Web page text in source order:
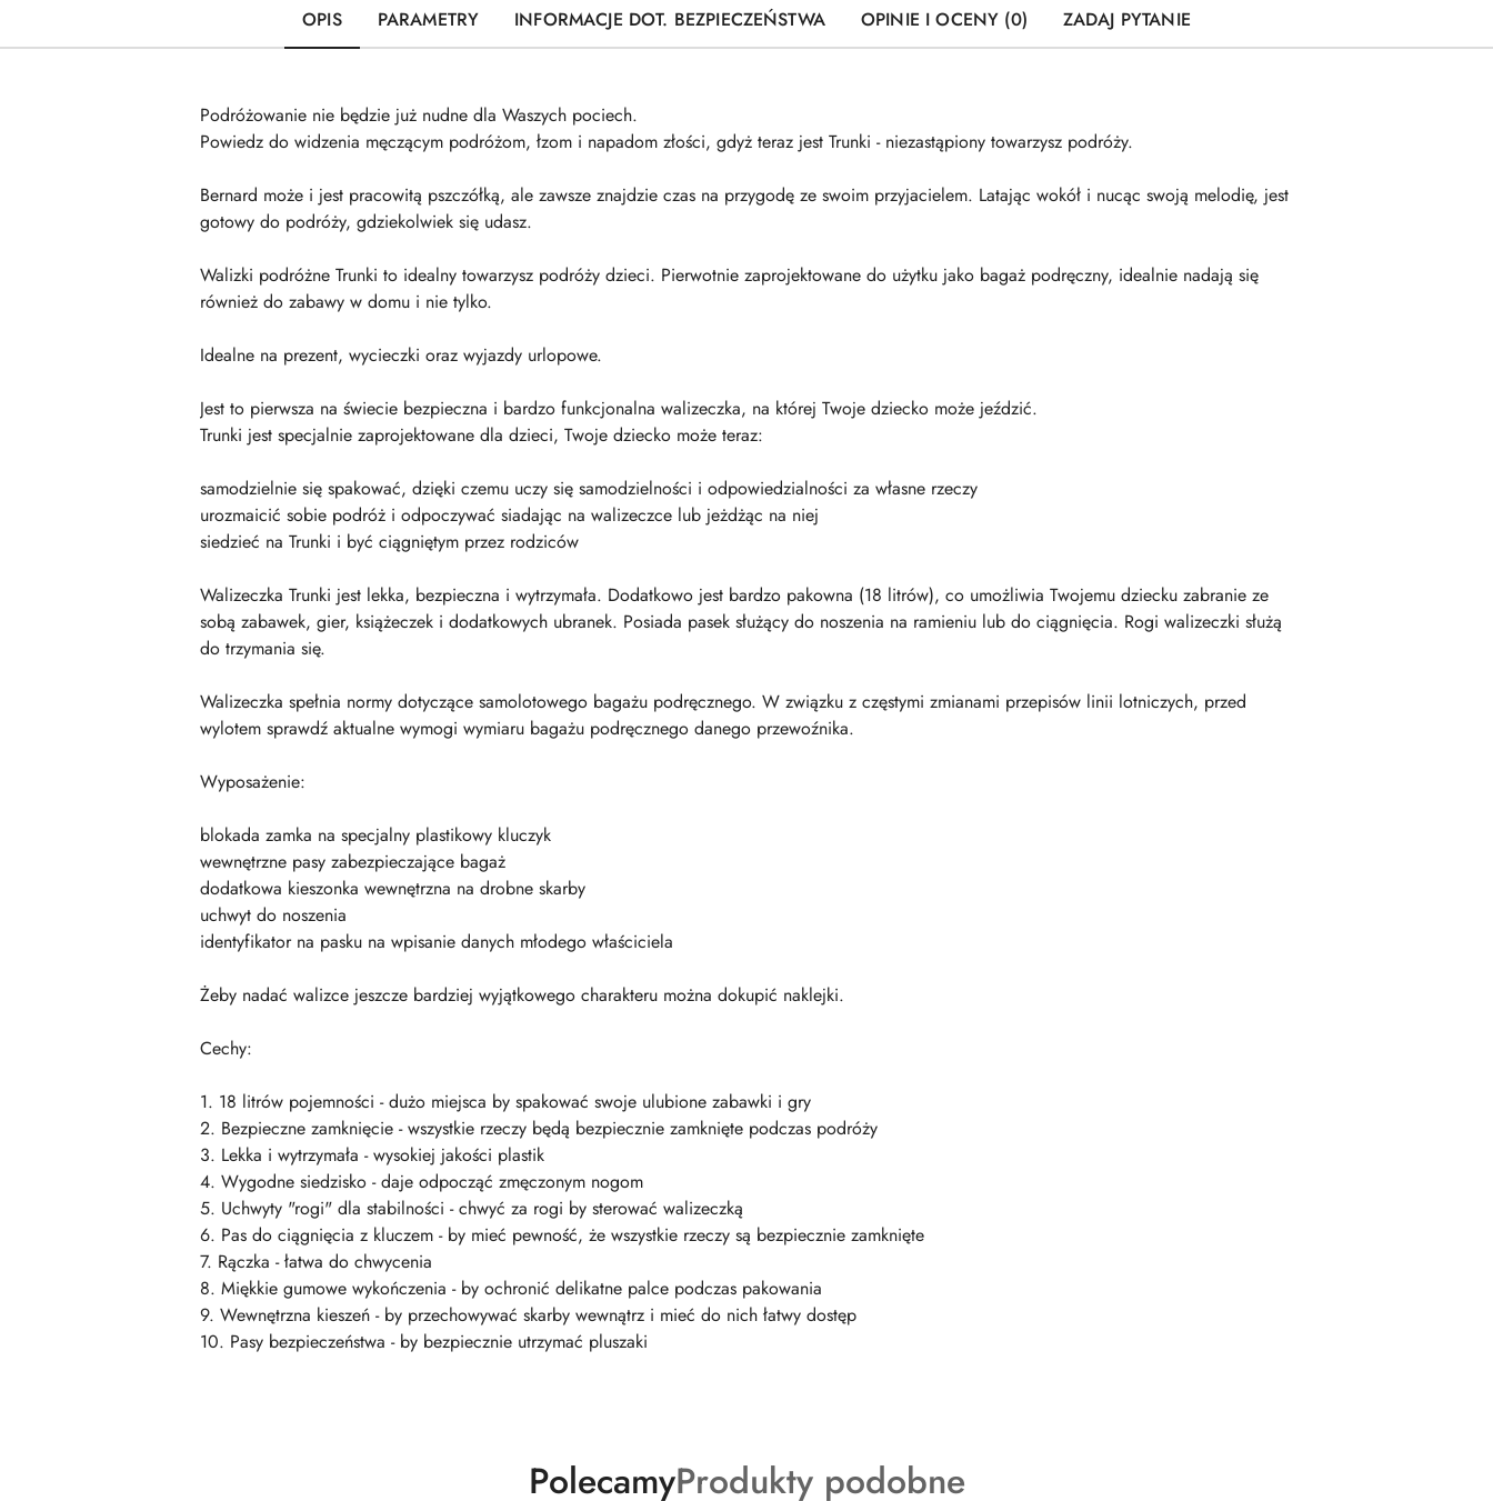
OPIS PARAMETRY INFORMACJE DOT. BEZPIECZEŃSTWA OPINIE I OCENY (0) ZADAJ PYTANIE
Podróżowanie nie będzie już nudne dla Waszych pociech.
Powiedz do widzenia męczącym podróżom, łzom i napadom złości, gdyż teraz jest Trunki - niezastąpiony towarzysz podróży.
Bernard może i jest pracowitą pszczółką, ale zawsze znajdzie czas na przygodę ze swoim przyjacielem. Latając wokół i nucąc swoją melodię, jest
gotowy do podróży, gdziekolwiek się udasz.
Walizki podróżne Trunki to idealny towarzysz podróży dzieci. Pierwotnie zaprojektowane do użytku jako bagaż podręczny, idealnie nadają się
również do zabawy w domu i nie tylko.
Idealne na prezent, wycieczki oraz wyjazdy urlopowe.
Jest to pierwsza na świecie bezpieczna i bardzo funkcjonalna walizeczka, na której Twoje dziecko może jeździć.
Trunki jest specjalnie zaprojektowane dla dzieci, Twoje dziecko może teraz:
samodzielnie się spakować, dzięki czemu uczy się samodzielności i odpowiedzialności za własne rzeczy
urozmaicić sobie podróż i odpoczywać siadając na walizeczce lub jeżdżąc na niej
siedzieć na Trunki i być ciągniętym przez rodziców
Walizeczka Trunki jest lekka, bezpieczna i wytrzymała. Dodatkowo jest bardzo pakowna (18 litrów), co umożliwia Twojemu dziecku zabranie ze
sobą zabawek, gier, książeczek i dodatkowych ubranek. Posiada pasek służący do noszenia na ramieniu lub do ciągnięcia. Rogi walizeczki służą
do trzymania się.
Walizeczka spełnia normy dotyczące samolotowego bagażu podręcznego. W związku z częstymi zmianami przepisów linii lotniczych, przed
wylotem sprawdź aktualne wymogi wymiaru bagażu podręcznego danego przewoźnika.
Wyposażenie:
blokada zamka na specjalny plastikowy kluczyk
wewnętrzne pasy zabezpieczające bagaż
dodatkowa kieszonka wewnętrzna na drobne skarby
uchwyt do noszenia
identyfikator na pasku na wpisanie danych młodego właściciela
Żeby nadać walizce jeszcze bardziej wyjątkowego charakteru można dokupić naklejki.
Cechy:
1. 18 litrów pojemności - dużo miejsca by spakować swoje ulubione zabawki i gry
2. Bezpieczne zamknięcie - wszystkie rzeczy będą bezpiecznie zamknięte podczas podróży
3. Lekka i wytrzymała - wysokiej jakości plastik
4. Wygodne siedzisko - daje odpocząć zmęczonym nogom
5. Uchwyty "rogi" dla stabilności - chwyć za rogi by sterować walizeczką
6. Pas do ciągnięcia z kluczem - by mieć pewność, że wszystkie rzeczy są bezpiecznie zamknięte
7. Rączka - łatwa do chwycenia
8. Miękkie gumowe wykończenia - by ochronić delikatne palce podczas pakowania
9. Wewnętrzna kieszeń - by przechowywać skarby wewnątrz i mieć do nich łatwy dostęp
10. Pasy bezpieczeństwa - by bezpiecznie utrzymać pluszaki
Produkty
PolecamyProdukty
Produkty podobne